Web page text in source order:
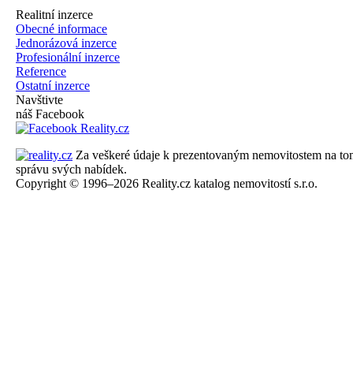
Realitní inzerce
Obecné informace
Jednorázová inzerce
Profesionální inzerce
Reference
Ostatní inzerce
Navštivte
náš Facebook
Za veškeré údaje k prezentovaným nemovitostem na
správu svých nabídek.
Copyright © 1996–2026 Reality.cz katalog nemovitostí s.r.o.